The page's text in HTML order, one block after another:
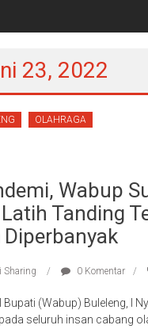
23, 2022
OLAHRAGA
Wabup
Tanding
Sharing 0 Komentar
Bupati (Wabup) Buleleng, I
seluruh insan cabang